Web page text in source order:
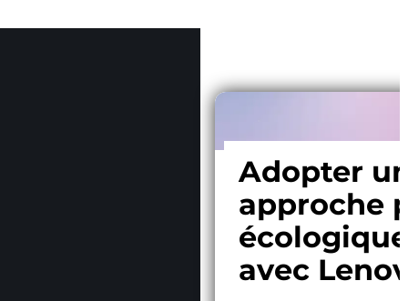
Adopter
approche
écologique
avec